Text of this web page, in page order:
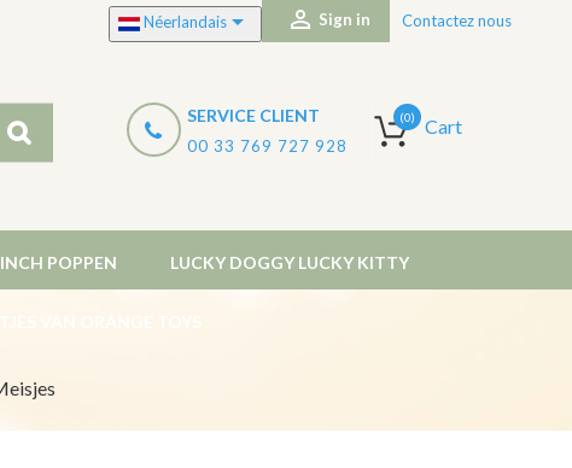
Néerlandais  Sign in Contactez nous
Cart
(0)
SERVICE CLIENT
00 33 769 727 928
POPPEN LUCKY DOGGY LUCKY KITTY
VAN ORANGE TOYS